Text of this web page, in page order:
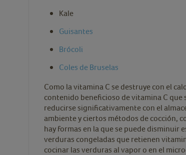
Kale
Guisantes
Brócoli
Coles de Bruselas
Como la vitamina C se destruye con el
contenido beneficioso de vitamina C que
reducirse significativamente con el
ambiente y ciertos métodos de cocción,
hay formas en la que se puede disminuir
verduras congeladas que retienen
cocinar las verduras al vapor o en el